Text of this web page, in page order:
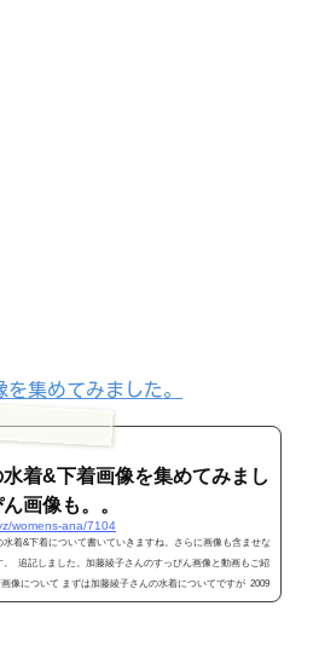
集めてみました。
着&下着画像を集めてみまし
画像も。。
womens-ana/7104
水着&下着について書いていきますね。さらに画像も含ませな
。 追記しました。加藤綾子さんのすっぴん画像と動画もご紹
像について まずは加藤綾子さんの水着についてですが 2009
」にて「加藤綾子アナ「水着姿」にバンザイ!」という記事